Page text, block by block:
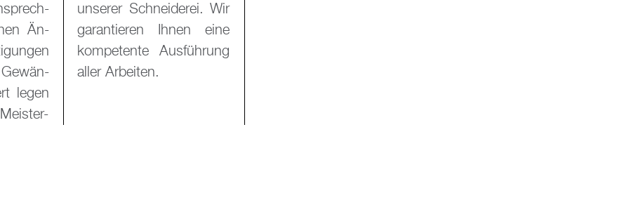
Än­
legen
Wir
eine
aller Ar­bei­ten.